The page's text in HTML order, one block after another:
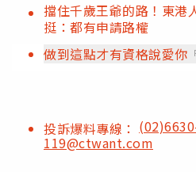
擋住千歲王爺的路！東
挺：都有申請路權
做到這點才有資格說愛你
投訴爆料專線：
119@ctwant.com